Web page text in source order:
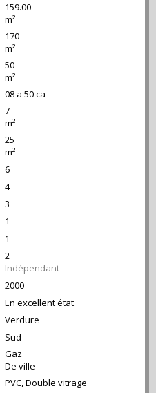
159.00
m²
170
m²
50
m²
08 a 50 ca
7
m²
25
m²
6
4
3
1
1
2
Indépendant
2000
En excellent état
Verdure
Sud
Gaz
De ville
PVC, Double vitrage